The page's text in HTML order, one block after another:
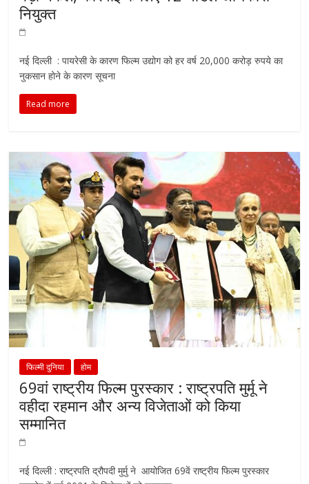
नियुक्त
नई दिल्ली : पायरेसी के कारण फिल्म उद्योग को हर वर्ष 20,000 करोड़ रुपये का
नुकसान होने के कारण सूचना
Read more
फिल्मी दुनिया होम
69वां राष्ट्रीय फिल्म पुरस्कार : राष्ट्रपति मुर्मू ने
वहीदा रहमान और अन्य विजेताओं को किया
सम्मानित
नई दिल्ली : राष्ट्रपति द्रौपदी मुर्मु ने आयोजित 69वें राष्ट्रीय फिल्म पुरस्कार